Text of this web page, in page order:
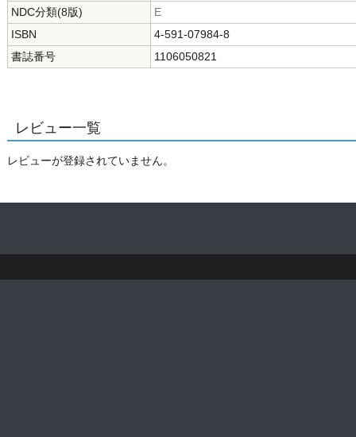
NDC分類(8版)
E
ISBN
4-591-07984-8
書誌番号
1106050821
レビュー一覧
レビューが登録されていません。